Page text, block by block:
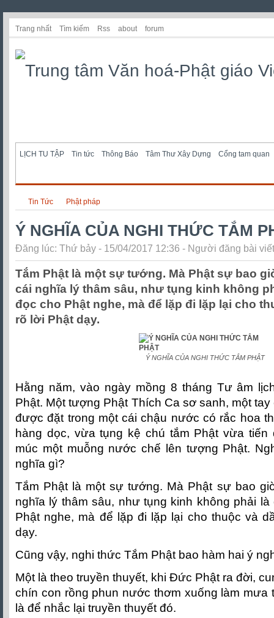
Trang nhất Tìm kiếm Rss about forum
LỊCH TU TẬP Tin tức Thông Báo Tâm Thư Xây Dựng Cổng tam quan
Tin Tức Phật pháp
Ý NGHĨA CỦA NGHI THỨC TẮM
Đăng lúc: Thứ bảy - 15/04/2017 12:36 - Người đăng bài
Tắm Phật là một sự tướng. Mà Phật sự bao
cái nghĩa lý thâm sâu, như tụng kinh không
đọc cho Phật nghe, mà để lặp đi lặp lại cho
rõ lời Phật dạy.
Ý NGHĨA CỦA NGHI THỨC TẮM PHẬT
Hằng năm, vào ngày mồng 8 tháng Tư âm
Phật. Một tượng Phật Thích Ca sơ sanh, một
được đặt trong một cái chậu nước có rắc hoa
hàng dọc, vừa tụng kệ chú tắm Phật vừa
múc một muỗng nước chế lên tượng Phật.
nghĩa gì?
Tắm Phật là một sự tướng. Mà Phật sự bao
nghĩa lý thâm sâu, như tụng kinh không phải
Phật nghe, mà để lặp đi lặp lại cho thuộc và
dạy.
Cũng vậy, nghi thức Tắm Phật bao hàm hai ý
Một là theo truyền thuyết, khi Đức Phật ra đời,
chín con rồng phun nước thơm xuống làm mưa
là để nhắc lại truyền thuyết đó.